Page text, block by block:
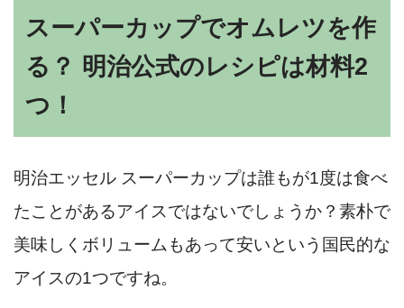
スーパーカップでオムレツを作
る？ 明治公式のレシピは材料2
つ！
明治エッセル スーパーカップは誰もが1度は食べ
たことがあるアイスではないでしょうか？素朴で
美味しくボリュームもあって安いという国民的な
アイスの1つですね。